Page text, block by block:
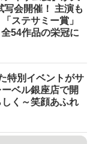
写会開催！ 主演も
ステサミー賞」
54作品の栄冠に
特別イベントがサ
ベル銀座店で開
く～笑顔あふれ